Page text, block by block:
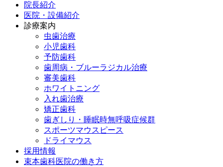
院長紹介
医院・設備紹介
診療案内
虫歯治療
小児歯科
予防歯科
歯周病・ブルーラジカル治療
審美歯科
ホワイトニング
入れ歯治療
矯正歯科
歯ぎしり・睡眠時無呼吸症候群
スポーツマウスピース
ドライマウス
採用情報
束本歯科医院の働き方